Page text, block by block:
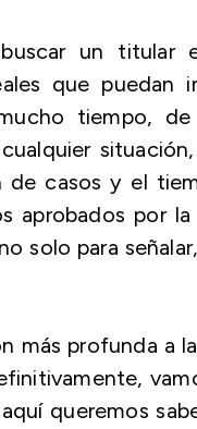
un titular
que puedan
tiempo,
de casos y el
aprobados por
solo para
más profunda a
queremos